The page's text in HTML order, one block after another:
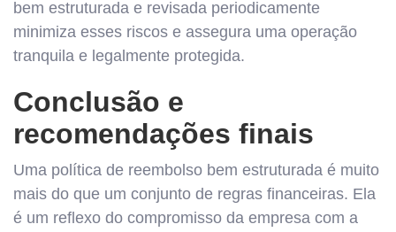
bem estruturada e revisada periodicamente
minimiza esses riscos e assegura uma operação
tranquila e legalmente protegida.
Conclusão e
recomendações finais
Uma política de reembolso bem estruturada é muito
mais do que um conjunto de regras financeiras. Ela
é um reflexo do compromisso da empresa com a